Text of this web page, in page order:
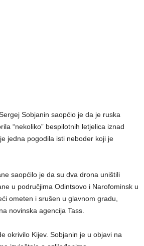
Sobjanin saopćio je da je ruska
“nekoliko” bespilotnih letjelica iznad
jedna pogodila isti neboder koji je
saopćilo je da su dva drona uništili
u područjima Odintsovo i Narofominsk u
ometen i srušen u glavnom gradu,
novinska agencija Tass.
okrivilo Kijev. Sobjanin je u objavi na